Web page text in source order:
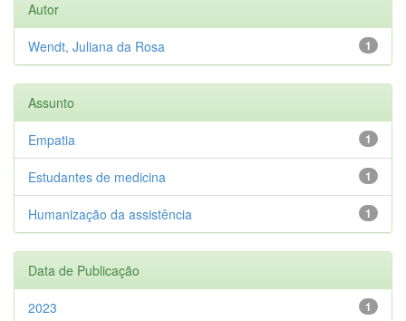
Autor
1
Wendt, Juliana da Rosa
Assunto
1
Empatia
1
Estudantes de medicina
1
Humanização da assistência
Data de Publicação
1
2023